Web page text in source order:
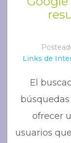
Links de
El
ofrecer
usuarios